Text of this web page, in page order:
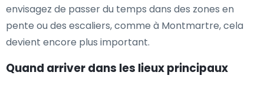
envisagez de passer du temps dans des zones en
pente ou des escaliers, comme à Montmartre, cela
devient encore plus important.
Quand arriver dans les lieux principaux